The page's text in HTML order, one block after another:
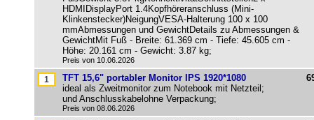
HDMIDisplayPort 1.4Kopfhöreranschluss (Mini-
Klinkenstecker)NeigungVESA-Halterung 100 x 100
mmAbmessungen und GewichtDetails zu Abmessungen &
GewichtMit Fuß - Breite: 61.369 cm - Tiefe: 45.605 cm -
Höhe: 20.161 cm - Gewicht: 3.87 kg;
Preis von 10.06.2026
TFT 15,6" portabler Monitor IPS 1920*1080
ideal als Zweitmonitor zum Notebook mit Netzteil;
und Anschlusskabelohne Verpackung;
Preis von 08.06.2026